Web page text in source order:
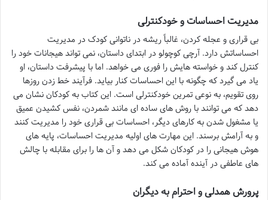
مدیریت احساسات و خودکنترلی
بی قراری و عجله کردن، غالباً ریشه در ناتوانی کودک در مدیریت
احساساتش دارد. آرچی کوچولو در ابتدای داستان، نمی تواند هیجانات خود را
کنترل کند و خواسته هایش را فوری می خواهد. اما با پیشرفت داستان، او
یاد می گیرد که چگونه با این احساسات کنار بیاید. فرآیند خط زدن روزها
روی تقویم، به نوعی تمرین خودکنترلی است. این کتاب به کودکان نشان می
دهد که می توانند با روش های ساده ای مانند شمردن، نفس کشیدن عمیق
یا مشغول شدن به کارهای دیگر، احساسات بی قراری خود را مدیریت کنند
و به آرامش برسند. این مهارت های اولیه مدیریت احساسات، پایه های
هوش هیجانی را در کودکان شکل می دهد و آن ها را برای مقابله با چالش
های عاطفی در آینده آماده می کند.
پرورش همدلی و احترام به دیگران